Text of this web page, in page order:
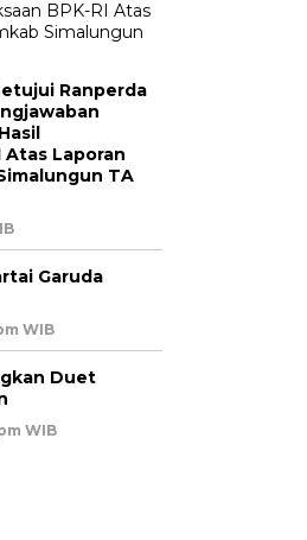
Ranperda
Atas Laporan
TA
Garuda
WIB
Duet
WIB